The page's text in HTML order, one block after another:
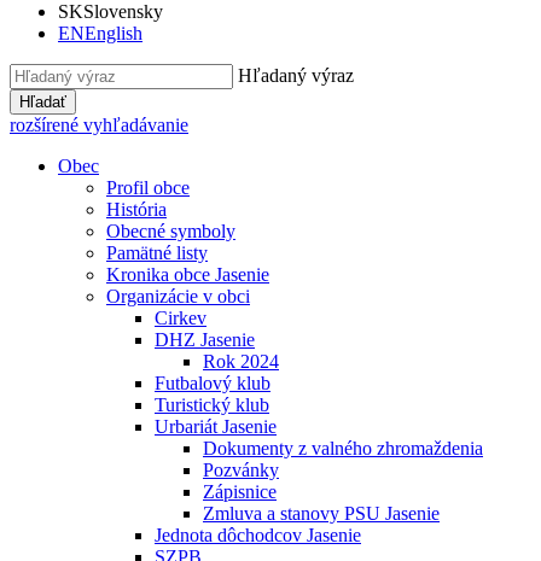
SKSlovensky
ENEnglish
Hľadaný výraz
Hľadať
rozšírené vyhľadávanie
Obec
Profil obce
História
Obecné symboly
Pamätné listy
Kronika obce Jasenie
Organizácie v obci
Cirkev
DHZ Jasenie
Rok 2024
Futbalový klub
Turistický klub
Urbariát Jasenie
Dokumenty z valného zhromaždenia
Pozvánky
Zápisnice
Zmluva a stanovy PSU Jasenie
Jednota dôchodcov Jasenie
SZPB